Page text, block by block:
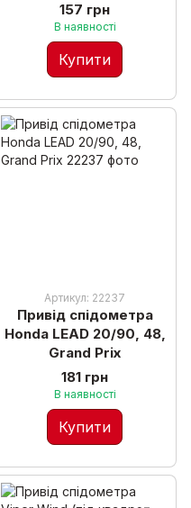
157 грн
В наявності
Купити
Артикул: 22237
Привід спідометра
Honda LEAD 20/90, 48,
Grand Prix
181 грн
В наявності
Купити